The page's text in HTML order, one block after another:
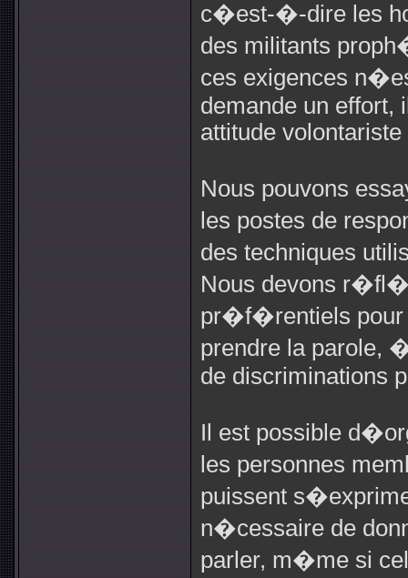
c�est-�-dire les
des militants
ces exigences
demande un effort,
attitude
Nous pouvons
les postes de
des techniques
Nous devons
pr�f�rentiels pour
prendre la parole,
de discriminations
Il est possible
les personnes
puissent
n�cessaire de
parler, m�me si